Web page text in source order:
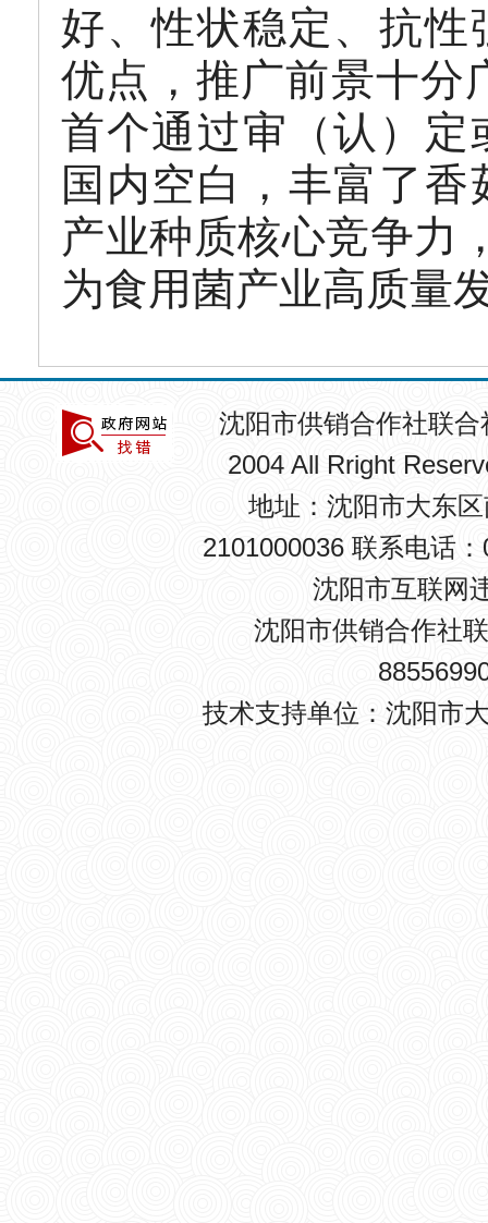
好、性状稳定、抗
优点，推广前景十分
首个通过审（认）
国内空白，丰富了
产业种质核心竞争力
为食用菌产业高质量
沈阳市供销合作社联
2004 All Rright
地址：沈阳市大东
2101000036 联系电话
沈阳市互联网
沈阳市供销合作社
技术支持单位：沈阳市